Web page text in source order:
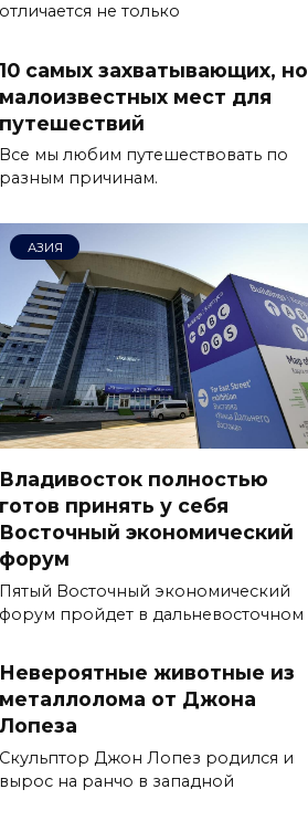
отличается не только
10 самых захватывающих, но
малоизвестных мест для
путешествий
Все мы любим путешествовать по
разным причинам.
АЗИЯ
Владивосток полностью
готов принять у себя
Восточный экономический
форум
Пятый Восточный экономический
форум пройдет в дальневосточном
Невероятные животные из
металлолома от Джона
Лопеза
Скульптор Джон Лопез родился и
вырос на ранчо в западной